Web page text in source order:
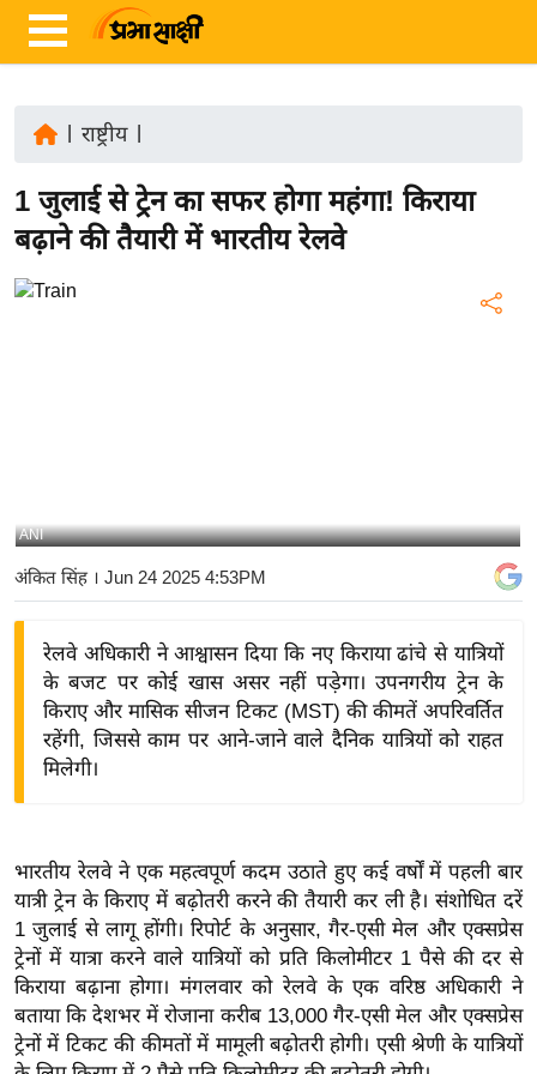
ज़ा
ख
र
ष्ट्री
य
बि
द्यो
त
वि
शे
ष
ज्ञ
रा
राष्ट्रीय|
1 जुलाई से ट्रेन का सफर होगा महंगा! किराया
बढ़ाने की तैयारी में भारतीय रेलवे
ANI
अंकित सिंह। Jun 24 2025 4:53PM
रेलवे अधिकारी ने आश्वासन दिया कि नए किराया ढांचे से यात्रियों
के बजट पर कोई खास असर नहीं पड़ेगा। उपनगरीय ट्रेन के
किराए और मासिक सीजन टिकट (MST) की कीमतें अपरिवर्तित
रहेंगी, जिससे काम पर आने-जाने वाले दैनिक यात्रियों को राहत
मिलेगी।
भारतीय रेलवे ने एक महत्वपूर्ण कदम उठाते हुए कई वर्षों में पहली बार
यात्री ट्रेन के किराए में बढ़ोतरी करने की तैयारी कर ली है। संशोधित दरें
1 जुलाई से लागू होंगी। रिपोर्ट के अनुसार, गैर-एसी मेल और एक्सप्रेस
ट्रेनों में यात्रा करने वाले यात्रियों को प्रति किलोमीटर 1 पैसे की दर से
किराया बढ़ाना होगा। मंगलवार को रेलवे के एक वरिष्ठ अधिकारी ने
बताया कि देशभर में रोजाना करीब 13,000 गैर-एसी मेल और एक्सप्रेस
ट्रेनों में टिकट की कीमतों में मामूली बढ़ोतरी होगी। एसी श्रेणी के यात्रियों